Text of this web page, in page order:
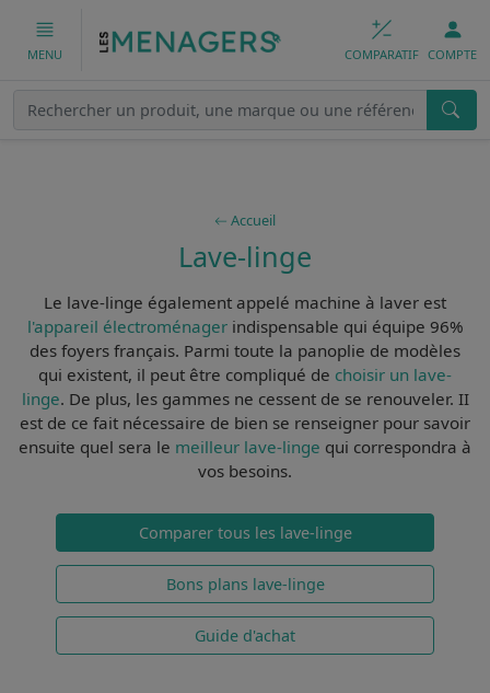
MENU COMPARATIF COMPTE
Accueil
Lave-linge
Le lave-linge également appelé machine à laver est
l'appareil électroménagerindispensable qui équipe 96%
des foyers français. Parmi toute la panoplie de modèles
qui existent, il peut être compliqué de choisir un lave-
linge. De plus, les gammes ne cessent de se renouveler. II
est de ce fait nécessaire de bien se renseigner pour savoir
ensuite quel sera le meilleur lave-linge qui correspondra à
vos besoins.
Comparer tous les lave-linge
Bons plans lave-linge
Guide d'achat